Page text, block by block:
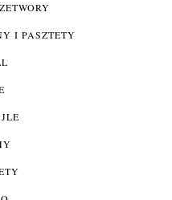
I PASZTETY